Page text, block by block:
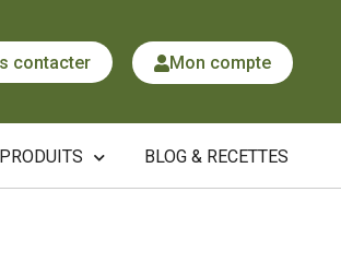
contacter Mon compte
BLOG & RECETTES